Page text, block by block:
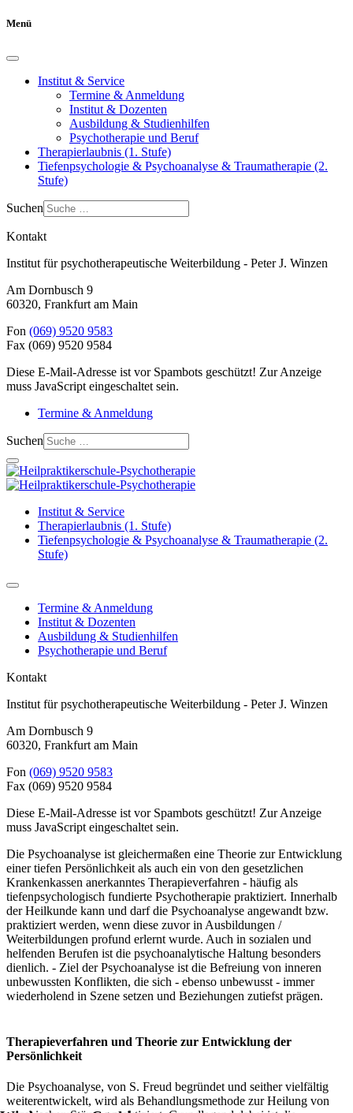
Menü
Institut & Service
Termine & Anmeldung
Institut & Dozenten
Ausbildung & Studienhilfen
Psychotherapie und Beruf
Therapierlaubnis (1. Stufe)
Tiefenpsychologie & Psychoanalyse & Traumatherapie (2.
Stufe)
Suchen
Kontakt
Institut für psychotherapeutische Weiterbildung - Peter J. Winzen
Am Dornbusch 9
60320, Frankfurt am Main
Fon (069) 9520 9583
Fax (069) 9520 9584
Diese E-Mail-Adresse ist vor Spambots geschützt! Zur Anzeige
muss JavaScript eingeschaltet sein.
Termine & Anmeldung
Suchen
Institut & Service
Therapierlaubnis (1. Stufe)
Tiefenpsychologie & Psychoanalyse & Traumatherapie (2.
Stufe)
Termine & Anmeldung
Institut & Dozenten
Ausbildung & Studienhilfen
Psychotherapie und Beruf
Kontakt
Institut für psychotherapeutische Weiterbildung - Peter J. Winzen
Am Dornbusch 9
60320, Frankfurt am Main
Fon (069) 9520 9583
Fax (069) 9520 9584
Diese E-Mail-Adresse ist vor Spambots geschützt! Zur Anzeige
muss JavaScript eingeschaltet sein.
Die Psychoanalyse ist gleichermaßen eine Theorie zur Entwicklung
einer tiefen Persönlichkeit als auch ein von den gesetzlichen
Krankenkassen anerkanntes Therapieverfahren - häufig als
tiefenpsychologisch fundierte Psychotherapie praktiziert. Innerhalb
der Heilkunde kann und darf die Psychoanalyse angewandt bzw.
praktiziert werden, wenn diese zuvor in Ausbildungen /
Weiterbildungen profund erlernt wurde. Auch in sozialen und
helfenden Berufen ist die psychoanalytische Haltung besonders
dienlich. - Ziel der Psychoanalyse ist die Befreiung von inneren
unbewussten Konflikten, die sich - ebenso unbewusst - immer
wiederholend in Szene setzen und Beziehungen zutiefst prägen.
Therapieverfahren und Theorie zur Entwicklung der
Persönlichkeit
Die Psychoanalyse, von S. Freud begründet und seither vielfältig
weiterentwickelt, wird als Behandlungsmethode zur Heilung von